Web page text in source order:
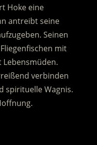
Hoke eine
antreibt seine
Seinen
mit
Lebensmüden.
verbinden
spirituelle Wagnis.